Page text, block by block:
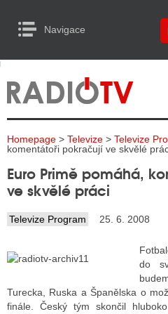
Navigace
RADIA
TELEVIZE
INTERNET
TISK
RADIA
VYSÍLAČE
to Content
Homepage > Televize > Televize
komentátoři pokračují ve skvělé
Euro Primě pomáhá,
ve skvělé práci
Televize Program 25. 6. 2008
do
Turecka, Ruska a Španělska o
finále. Český tým skončil